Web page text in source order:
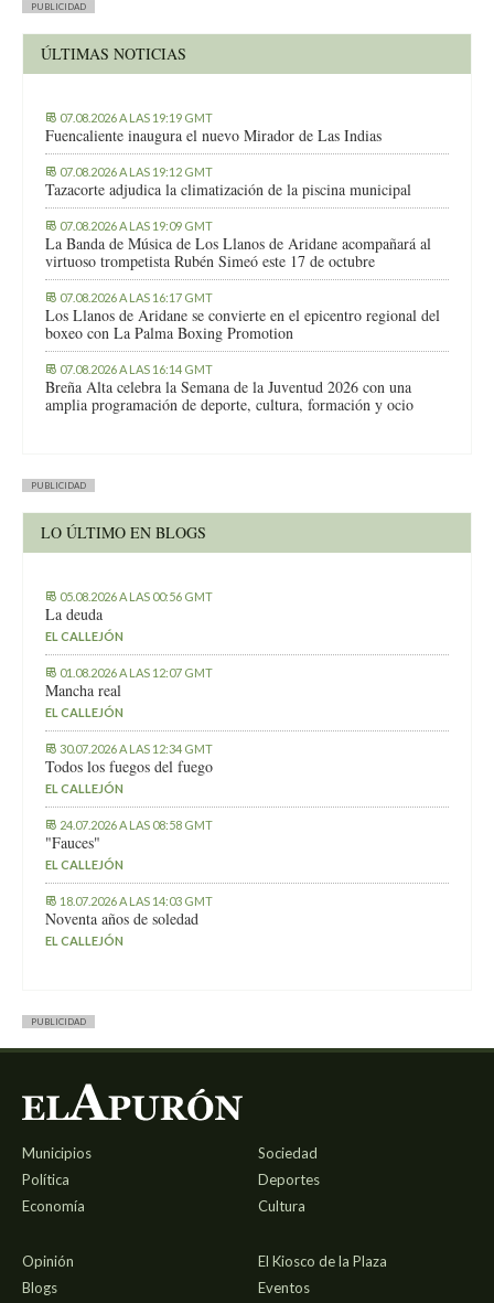
PUBLICIDAD
ÚLTIMAS NOTICIAS
07.08.2026 A LAS 19:19 GMT
Fuencaliente inaugura el nuevo Mirador de Las Indias
07.08.2026 A LAS 19:12 GMT
Tazacorte adjudica la climatización de la piscina municipal
07.08.2026 A LAS 19:09 GMT
La Banda de Música de Los Llanos de Aridane acompañará al
virtuoso trompetista Rubén Simeó este 17 de octubre
07.08.2026 A LAS 16:17 GMT
Los Llanos de Aridane se convierte en el epicentro regional del
boxeo con La Palma Boxing Promotion
07.08.2026 A LAS 16:14 GMT
Breña Alta celebra la Semana de la Juventud 2026 con una
amplia programación de deporte, cultura, formación y ocio
PUBLICIDAD
LO ÚLTIMO EN BLOGS
05.08.2026 A LAS 00:56 GMT
La deuda
EL CALLEJÓN
01.08.2026 A LAS 12:07 GMT
Mancha real
EL CALLEJÓN
30.07.2026 A LAS 12:34 GMT
Todos los fuegos del fuego
EL CALLEJÓN
24.07.2026 A LAS 08:58 GMT
"Fauces"
EL CALLEJÓN
18.07.2026 A LAS 14:03 GMT
Noventa años de soledad
EL CALLEJÓN
PUBLICIDAD
Municipios
Política
Economía
Sociedad
Deportes
Cultura
Opinión
Blogs
El Kiosco de la Plaza
Eventos